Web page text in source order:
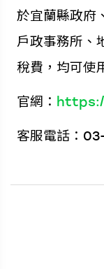
於宜蘭縣政府
戶政事務所、
稅費，均可使
官網：
客服電話：